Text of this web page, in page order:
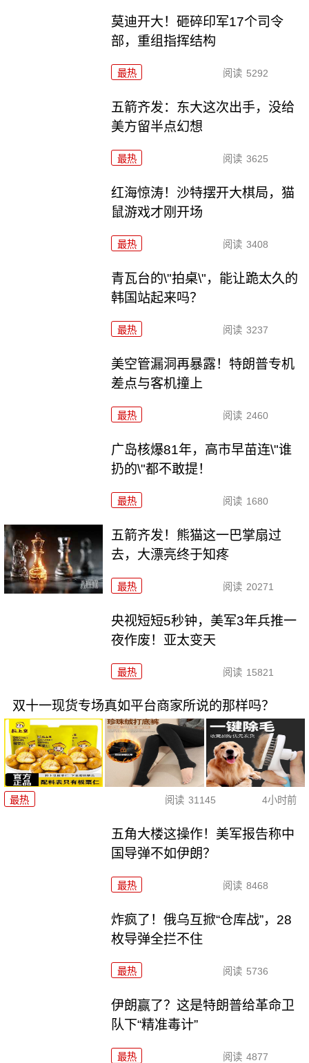
莫迪开大！砸碎印军17个司令
部，重组指挥结构
最热 阅读 5292
五箭齐发：东大这次出手，没给
美方留半点幻想
最热 阅读 3625
红海惊涛！沙特摆开大棋局，猫
鼠游戏才刚开场
最热 阅读 3408
青瓦台的\"拍桌\"，能让跪太久的
韩国站起来吗？
最热 阅读 3237
美空管漏洞再暴露！特朗普专机
差点与客机撞上
最热 阅读 2460
广岛核爆81年，高市早苗连\"谁
扔的\"都不敢提！
最热 阅读 1680
五箭齐发！熊猫这一巴掌扇过
去，大漂亮终于知疼
最热 阅读 20271
央视短短5秒钟，美军3年兵推一
夜作废！亚太变天
最热 阅读 15821
双十一现货专场真如平台商家所说的那样吗？
最热 阅读 31145 4小时前
五角大楼这操作！美军报告称中
国导弹不如伊朗？
最热 阅读 8468
炸疯了！俄乌互掀“仓库战”，28
枚导弹全拦不住
最热 阅读 5736
伊朗赢了？这是特朗普给革命卫
队下“精准毒计”
最热 阅读 4877